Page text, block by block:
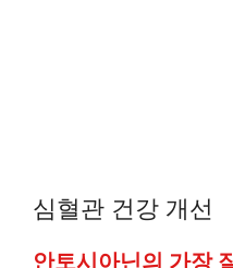
심혈관 건강 개선
안토시아닌의 가장